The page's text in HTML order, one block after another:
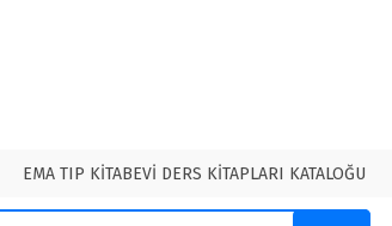
EMA TIP KİTABEVİ DERS KİTAPLARI KATALOĞU